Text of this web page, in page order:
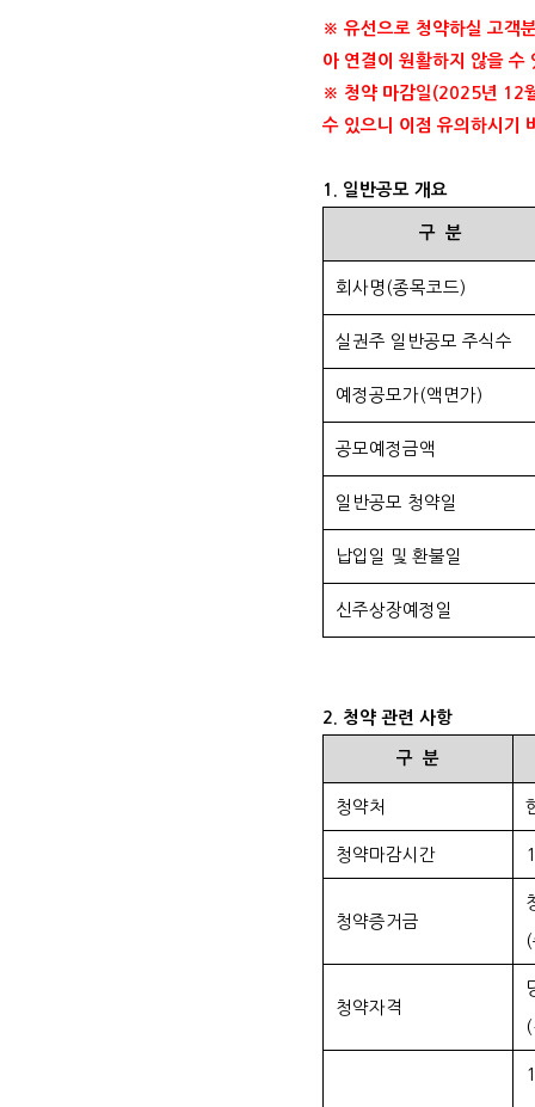
※ 유선으로 청약하실 고객
아 연결이 원활하지 않을 수
※ 청약 마감일 (2025년 12
수 있으니 이점 유의하시기
1. 일반공모 개요
구 분
회사명 (종목코드)
실권주 일반공모 주식수
예정공모가(액면가)
공모예정금액
일반공모 청약일
납입일 및 환불일
신주상장예정일
2. 청약 관련 사항
구 분
청약처
청약마감시간
청약증거금
(
청약자격
(